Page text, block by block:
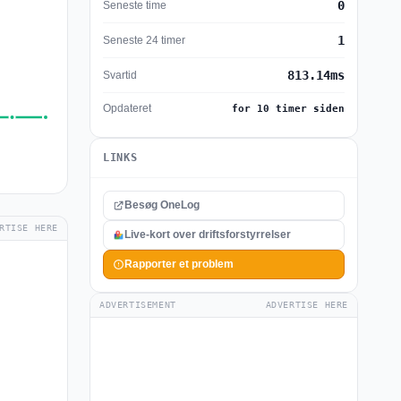
HERE
Seneste time 0
Seneste 24 timer 1
Svartid 813.14ms
Opdateret for 10 timer siden
LINKS
Besøg OneLog
Live-kort over driftsforstyrrelser
Rapporter et problem
ADVERTISEMENT ADVERTISE HERE